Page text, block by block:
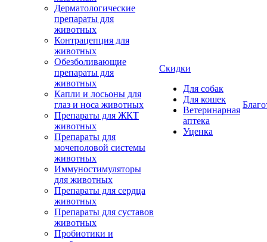
Дерматологические
препараты для
животных
Контрацепция для
животных
Обезболивающие
препараты для
животных
Капли и лосьоны для
глаз и носа животных
Препараты для ЖКТ
животных
Препараты для
мочеполовой системы
животных
Иммуностимуляторы
для животных
Препараты для сердца
животных
Препараты для суставов
животных
Пробиотики и
Скидки
Для собак
Для кошек
Ветеринарная
аптека
Уценка